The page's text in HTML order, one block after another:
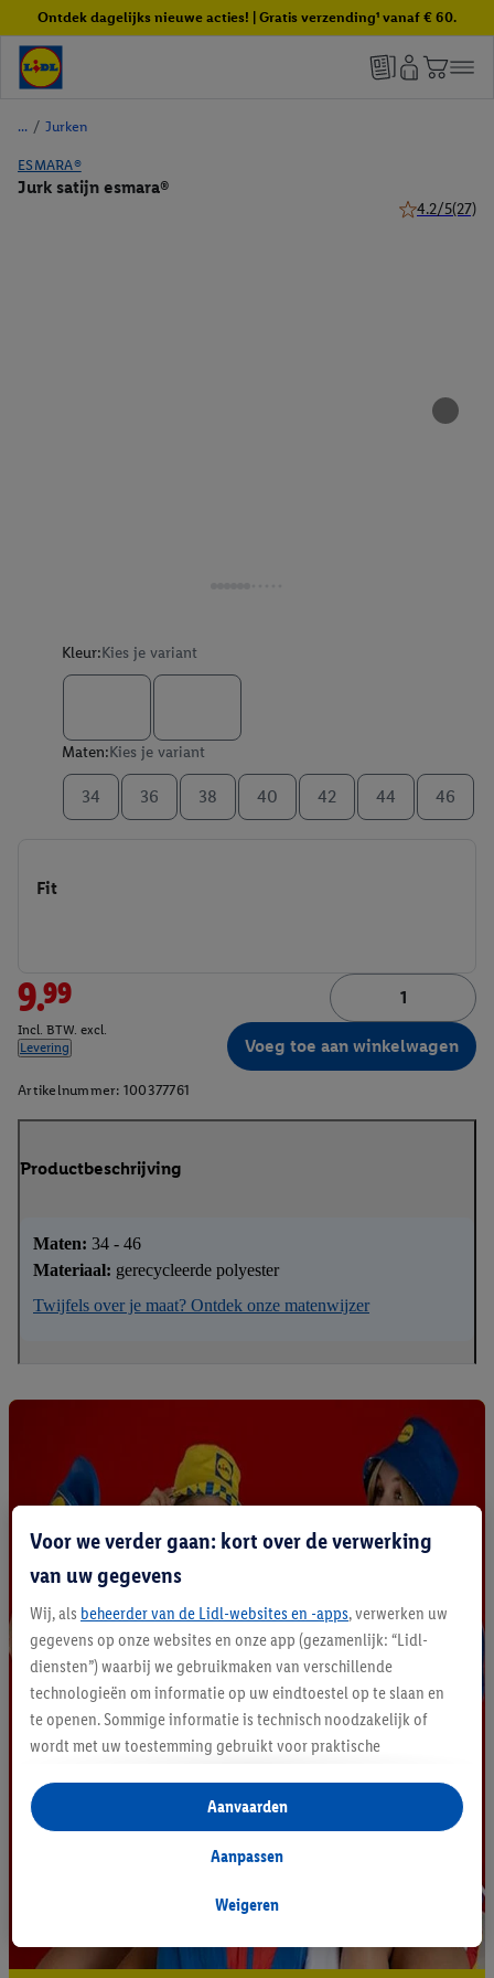
Ontdek dagelijks nieuwe acties! | Gratis verzending¹ vanaf € 60.
/ Jurken
ESMARA®
Jurk satijn esmara®
4.2/5(27)
Kleur:Kies je variant
Maten:Kies je variant
34 36 38 40 42 44 46
Fit
9.99
Incl. BTW. excl.
Levering
Voeg toe aan winkelwagen
Artikelnummer: 100377761
Productbeschrijving
Maten: 34 - 46
Materiaal: gerecycleerde polyester
Twijfels over je maat? Ontdek onze matenwijzer
Voor we verder gaan: kort over de verwerking
van uw gegevens
Wij, als beheerder van de Lidl-websites en -apps, verwerken uw
gegevens op onze websites en onze app (gezamenlijk: “Lidl-
diensten”) waarbij we gebruikmaken van verschillende
technologieën om informatie op uw eindtoestel op te slaan en
te openen. Sommige informatie is technisch noodzakelijk of
wordt met uw toestemming gebruikt voor praktische
reclame binnen en buiten de Lidl-diensten aan te bieden. Als u
deelneemt aan het Lidl Plus-programma, worden voor deze
doeleinden eveneens gegevens over uw koopgedrag in de
Als u hier uw toestemming geeft voor gepersonaliseerde
of inlogt op uw bestaande Lidl Plus-account, kunnen wij en
Weigeren
Aanpassen
Aanvaarden